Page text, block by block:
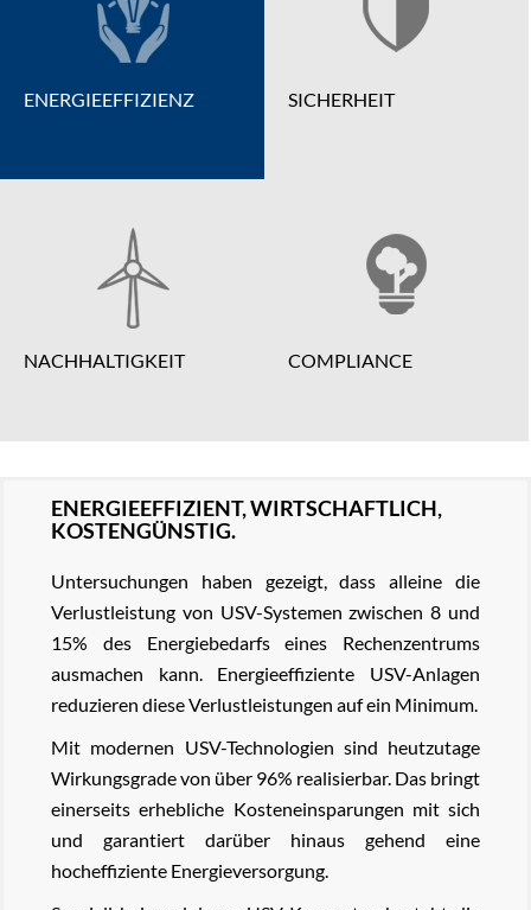
ENERGIEEFFIZIENZ SICHERHEIT
NACHHALTIGKEIT COMPLIANCE
ENERGIEEFFIZIENT, WIRTSCHAFTLICH,
KOSTENGÜNSTIG.
Untersuchungen haben gezeigt, dass alleine die
Verlustleistung von USV-Systemen zwischen 8 und
15% des Energiebedarfs eines Rechenzentrums
ausmachen kann. Energieeffiziente USV-Anlagen
reduzieren diese Verlustleistungen auf ein Minimum.
Mit modernen USV-Technologien sind heutzutage
Wirkungsgrade von über 96% realisierbar. Das bringt
einerseits erhebliche Kosteneinsparungen mit sich
und garantiert darüber hinaus gehend eine
hocheffiziente Energieversorgung.